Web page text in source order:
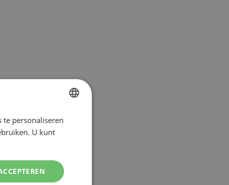
DUTCH
ENGLISH
te personaliseren
U kunt